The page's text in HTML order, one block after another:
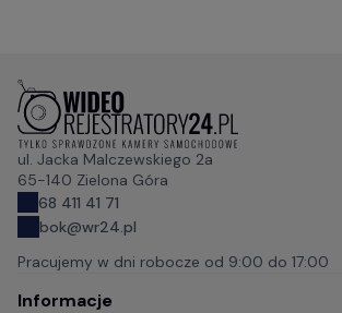
ul. Jacka Malczewskiego 2a
65-140 Zielona Góra
68 411 41 71
bok@wr24.pl
Pracujemy w dni robocze od 9:00 do 17:00
Informacje